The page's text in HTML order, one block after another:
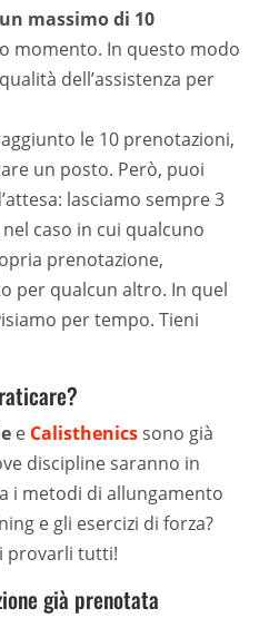
un massimo di 10
momento. In questo modo
dell’assistenza per
le 10 prenotazioni,
un posto. Però, puoi
lasciamo sempre 3
caso in cui qualcuno
prenotazione,
per qualcun altro. In quel
per tempo. Tieni
e Calisthenicssono già
discipline saranno in
i metodi di allungamento
e gli esercizi di forza?
provarli tutti!
già prenotata